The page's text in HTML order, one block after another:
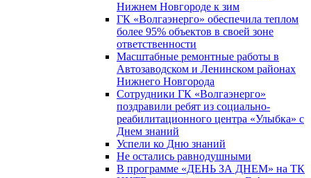
Нижнем Новгороде к зим
ГК «Волгаэнерго» обеспечила теплом
более 95% объектов в своей зоне
ответственности
Масштабные ремонтные работы в
Автозаводском и Ленинском районах
Нижнего Новгорода
Сотрудники ГК «Волгаэнерго»
поздравили ребят из социально-
реабилитационного центра «Улыбка» с
Днем знаний
Успели ко Дню знаний
Не остались равнодушными
В программе «ДЕНЬ ЗА ДНЕМ» на ТК